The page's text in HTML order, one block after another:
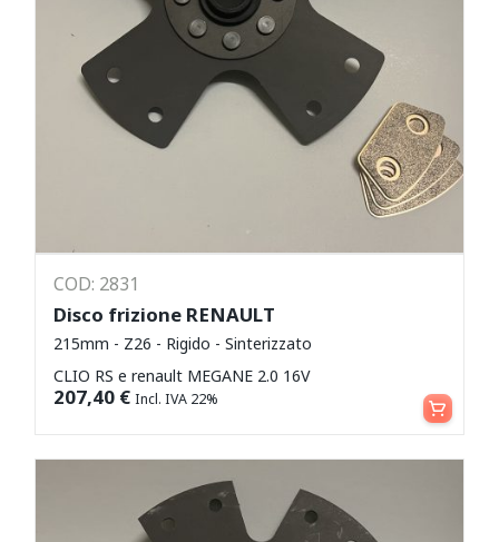
COD: 2831
Disco frizione RENAULT
215mm - Z26 - Rigido - Sinterizzato
CLIO RS e renault MEGANE 2.0 16V
207,40 € Incl. IVA 22% Aggiungi al carrello